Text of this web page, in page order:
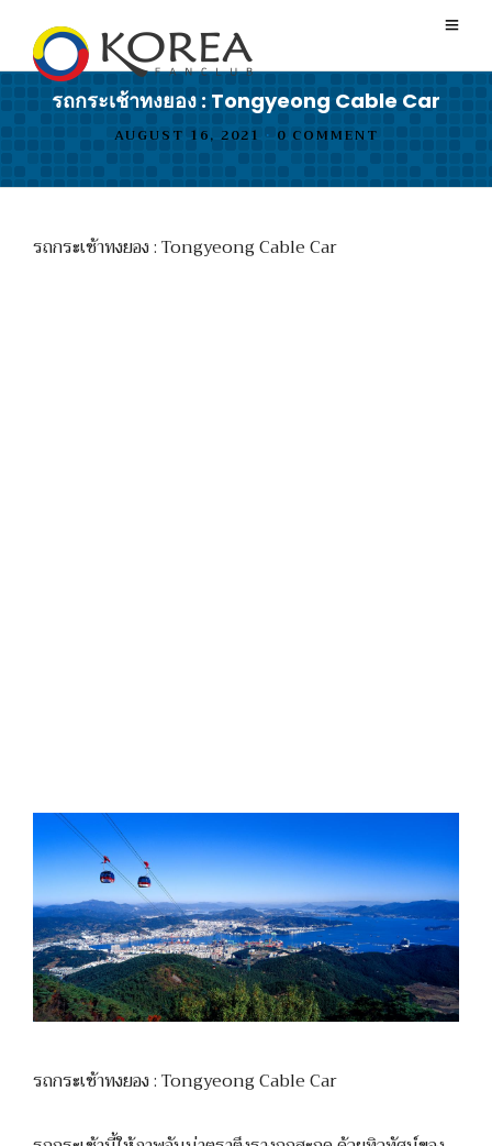
รถกระเช้าทงยอง : Tongyeong Cable Car
AUGUST 16, 2021 • 0 COMMENT
รถกระเช้าทงยอง : Tongyeong Cable Car
รถกระเช้าทงยอง : Tongyeong Cable Car